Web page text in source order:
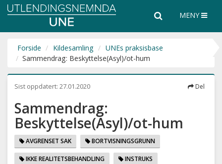
Utlendingsnemnda
hele
nettsiden
Søk MENY
Forside Kildesamling
UNEs praksisbase
Sammendrag: Beskyttelse(Asyl)/ot-hum
Sist oppdatert:27.01.2020 Del
Sammendrag:
Beskyttelse(Asyl)/ot-hum
AVGRENSET SAK BORTVISNINGSGRUNN
IKKE REALITETSBEHANDLING INSTRUKS